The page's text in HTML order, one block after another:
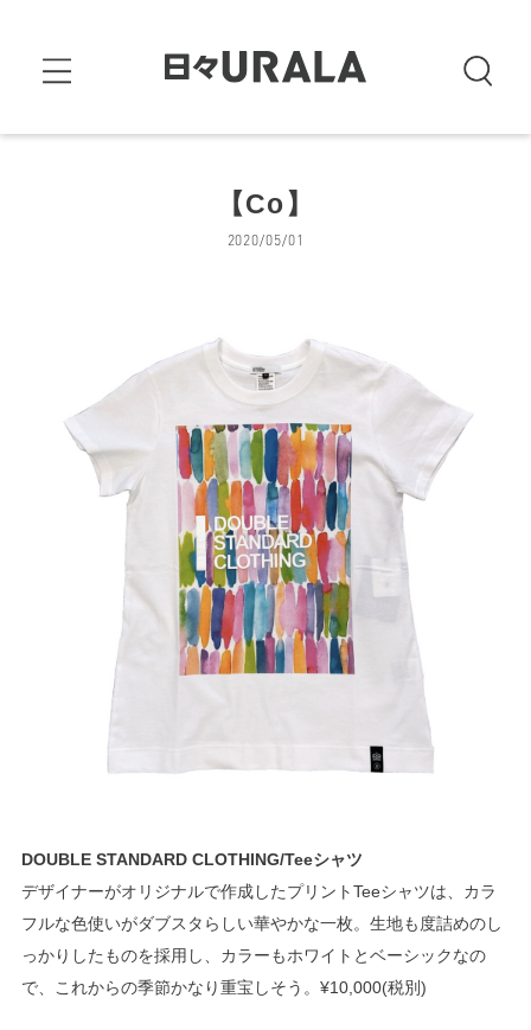
【Co】
2020/05/01
DOUBLE STANDARD CLOTHING/Teeシャツ
デザイナーがオリジナルで作成したプリントTeeシャツは、カラ
フルな色使いがダブスタらしい華やかな一枚。生地も度詰めのし
っかりしたものを採用し、カラーもホワイトとベーシックなの
で、これからの季節かなり重宝しそう。¥10,000(税別)